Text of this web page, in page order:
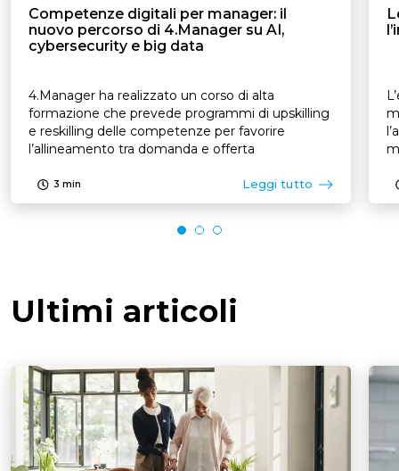
Competenze digitali per manager: il
nuovo percorso di 4.Manager su AI,
cybersecurity e big data
4.Manager ha realizzato un corso di alta
formazione che prevede programmi di upskilling
e reskilling delle competenze per favorire
l’allineamento tra domanda e offerta
3 min Leggi tutto
Ultimi articoli